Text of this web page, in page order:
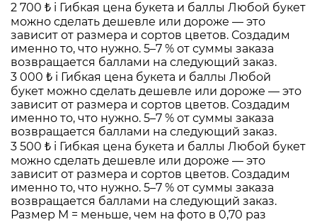
2 700 ₺ i Гибкая цена букета и баллы Любой букет
можно сделать дешевле или дороже — это
зависит от размера и сортов цветов. Создадим
именно то, что нужно. 5–7 % от суммы заказа
возвращается баллами на следующий заказ.
3 000 ₺ i Гибкая цена букета и баллы Любой
букет можно сделать дешевле или дороже — это
зависит от размера и сортов цветов. Создадим
именно то, что нужно. 5–7 % от суммы заказа
возвращается баллами на следующий заказ.
3 500 ₺ i Гибкая цена букета и баллы Любой букет
можно сделать дешевле или дороже — это
зависит от размера и сортов цветов. Создадим
именно то, что нужно. 5–7 % от суммы заказа
возвращается баллами на следующий заказ.
Размер M = меньше, чем на фото в 0,70 раз